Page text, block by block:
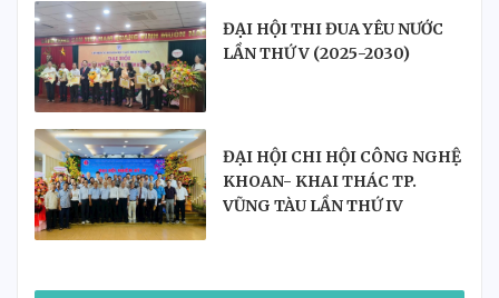
ĐẠI HỘI THI ĐUA YÊU NƯỚC
LẦN THỨ V (2025-2030)
ĐẠI HỘI CHI HỘI CÔNG NGHỆ
KHOAN- KHAI THÁC TP.
VŨNG TÀU LẦN THỨ IV